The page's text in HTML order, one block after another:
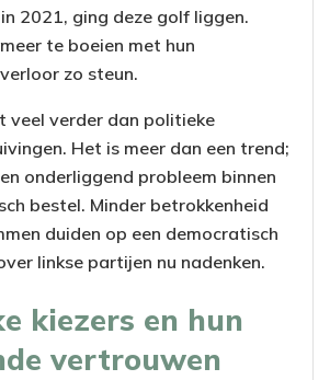
2021, ging deze golf liggen.
te boeien met hun
zo steun.
veel verder dan politieke
Het is meer dan een trend;
onderliggend probleem binnen
bestel. Minder betrokkenheid
duiden op een democratisch
linkse partijen nu nadenken.
kiezers en hun
vertrouwen